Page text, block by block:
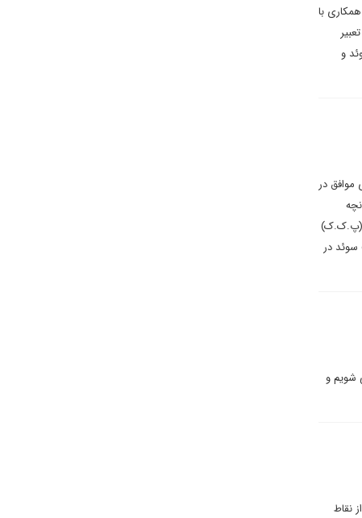
با
و
پارلمان این کشور برای پیوستن سوئد به ناتو را امضا کرد. پارلمان ترکیه با ۲۸۷ رأی موافق در
(پ.ک.ک)
سوئد در
شویم و
نقاط